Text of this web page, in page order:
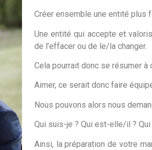
Créer ensemble une entité plus
Une entité qui accepte et
de l’effacer ou de le/la changer.
Cela pourrait donc se résumer à
Aimer, ce serait donc faire
Nous pouvons alors nous
Qui suis-je ? Qui est-elle/il ?
Ainsi, la préparation de votre